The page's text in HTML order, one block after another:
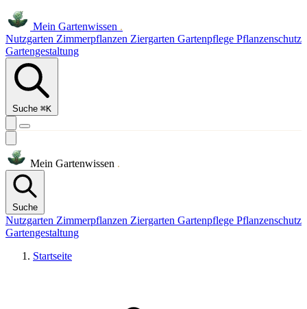
Mein Gartenwissen .
Nutzgarten Zimmerpflanzen Ziergarten Gartenpflege Pflanzenschutz
Gartengestaltung
Suche ⌘K
Mein Gartenwissen .
Suche
Nutzgarten Zimmerpflanzen Ziergarten Gartenpflege Pflanzenschutz
Gartengestaltung
Startseite